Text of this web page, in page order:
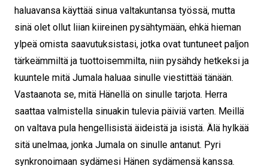
haluavansa käyttää sinua valtakuntansa työssä, mutta
sinä olet ollut liian kiireinen pysähtymään, ehkä hieman
ylpeä omista saavutuksistasi, jotka ovat tuntuneet paljon
tärkeämmiltä ja tuottoisemmilta, niin pysähdy hetkeksi ja
kuuntele mitä Jumala haluaa sinulle viestittää tänään.
Vastaanota se, mitä Hänellä on sinulle tarjota. Herra
saattaa valmistella sinuakin tulevia päiviä varten. Meillä
on valtava pula hengellisistä äideistä ja isistä. Älä hylkää
sitä unelmaa, jonka Jumala on sinulle antanut. Pyri
synkronoimaan sydämesi Hänen sydämensä kanssa.